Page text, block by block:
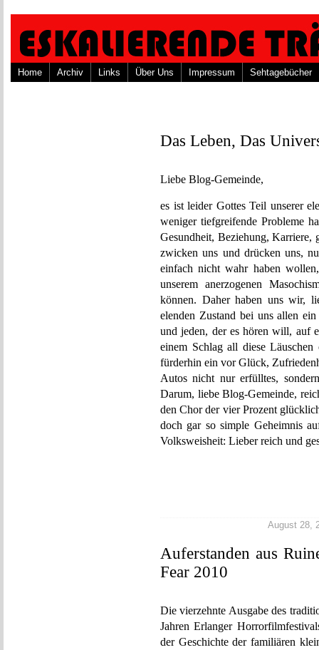
Home Archiv Links Über Uns Impressum Sehtagebücher
Das Leben, Das
Liebe Blog-Gemeinde,
es ist leider Gottes Teil unserer
weniger tiefgreifende Probleme
Gesundheit, Beziehung, Karriere,
zwicken uns und drücken uns,
einfach nicht wahr haben
unserem anerzogenen
können. Daher haben uns wir,
elenden Zustand bei uns allen
und jeden, der es hören will, auf
einem Schlag all diese
fürderhin ein vor Glück,
Autos nicht nur erfülltes,
Darum, liebe Blog-Gemeinde,
den Chor der vier Prozent
doch gar so simple Geheimnis
Volksweisheit: Lieber reich und
August 28,
Auferstanden aus
Fear 2010
Die vierzehnte Ausgabe des
Jahren Erlanger
der Geschichte der familiären